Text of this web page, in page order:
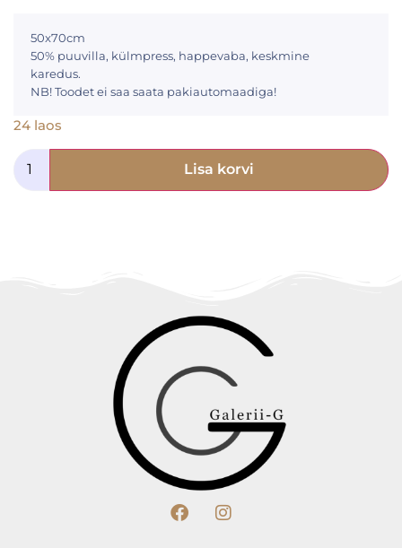
50x70cm
50% puuvilla, külmpress, happevaba, keskmine
karedus.
NB! Toodet ei saa saata pakiautomaadiga!
24 laos
Lisa korvi